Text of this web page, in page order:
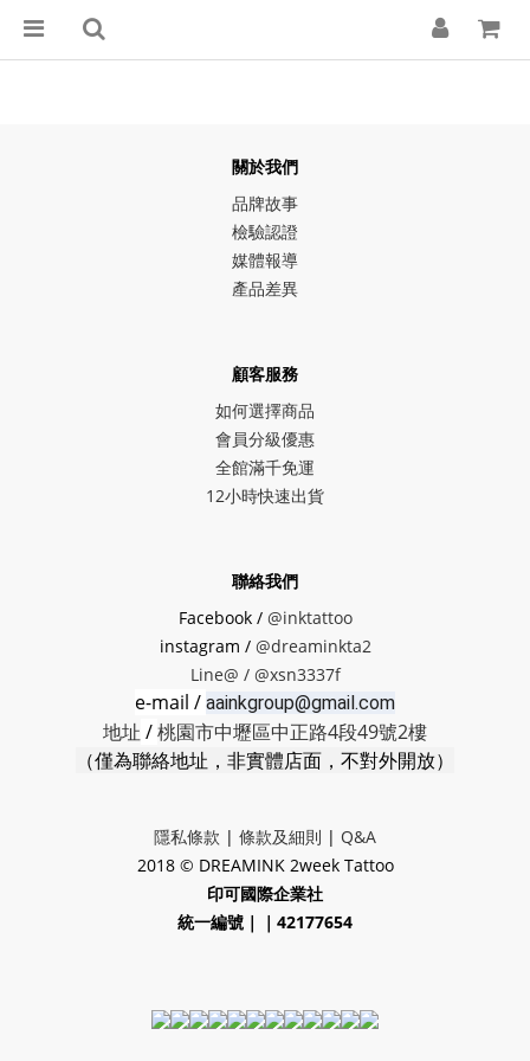
關於我們
品牌故事
檢驗認證
媒體報導
產品差異
顧客服務
如何選擇商品
會員分級優惠
全館滿千免運
12小時快速出貨
聯絡我們
Facebook / @inktattoo
instagram / @dreaminkta2
Line@ / @xsn3337f
e-mail / aainkgroup@gmail.com
地址 /桃園市中壢區中正路4段49號2樓
（僅為聯絡地址，非實體店面，不對外開放）
隱私條款 | 條款及細則 | Q&A
2018 © DREAMINK 2week Tattoo
印可國際企業社
統一編號｜｜42177654